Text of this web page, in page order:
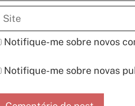
Notifique-me sobre novos
Notifique-me sobre novas